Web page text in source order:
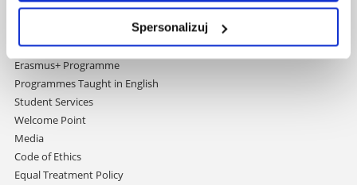
Spersonalizuj
University
International Relations Office
Erasmus+ Programme
Programmes Taught in English
Student Services
Welcome Point
Media
Code of Ethics
Equal Treatment Policy